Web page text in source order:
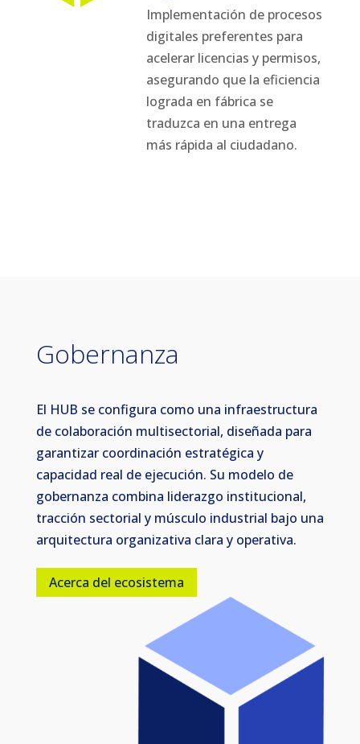
Implementación de procesos
digitales preferentes para
acelerar licencias y permisos,
asegurando que la eficiencia
lograda en fábrica se
traduzca en una entrega
más rápida al ciudadano.
Gobernanza
El HUB se configura como una infraestructura
de colaboración multisectorial, diseñada para
garantizar coordinación estratégica y
capacidad real de ejecución. Su modelo de
gobernanza combina liderazgo institucional,
tracción sectorial y músculo industrial bajo una
arquitectura organizativa clara y operativa.
Acerca del ecosistema